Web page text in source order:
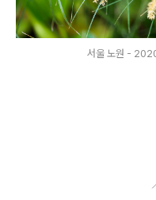
서울 노원 -